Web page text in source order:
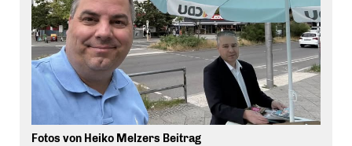
Fotos von Heiko Melzers Beitrag